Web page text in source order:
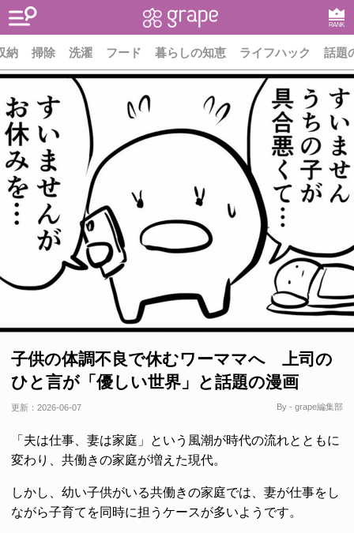
RANK
納 掃除 洗濯 フード 暮らしの知恵 ライフハック 話題
子供の体調不良で休むワーママへ 上司の
ひと言が「優しい世界」と話題の漫画
更新： 2026-06-07 By - grape編集部
「夫は仕事、妻は家庭」という風潮が時代の流れとともに
変わり、共働きの家庭が増えた現代。
しかし、幼い子供がいる共働きの家庭では、妻が仕事をし
ながら子育てを同時に担うケースが多いようです。